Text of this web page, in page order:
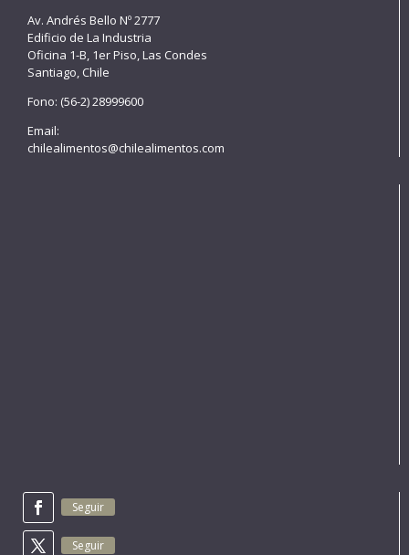
Av. Andrés Bello Nº 2777
Edificio de La Industria
Oficina 1-B, 1er Piso, Las Condes
Santiago, Chile
Fono: (56-2) 28999600
Email:
chilealimentos@chilealimentos.com
Seguir
Seguir